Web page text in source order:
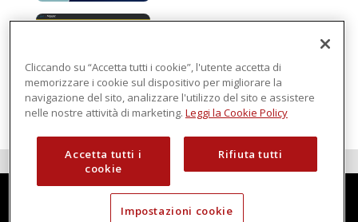
intelligenza in cloud
Cliccando su “Accetta tutti i cookie”, l'utente accetta di
memorizzare i cookie sul dispositivo per migliorare la
navigazione del sito, analizzare l'utilizzo del sito e assistere
nelle nostre attività di marketing. Leggi la Cookie Policy
Accetta tutti i
cookie
Rifiuta tutti
Impostazioni cookie